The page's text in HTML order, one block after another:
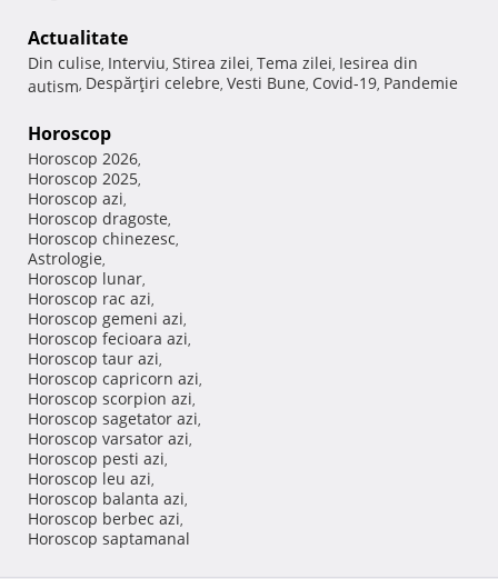
Actualitate
Din culise, Interviu, Stirea zilei, Tema zilei, Iesirea din
autism, Despărţiri celebre, Vesti Bune, Covid-19, Pandemie
Horoscop
Horoscop 2026,
Horoscop 2025,
Horoscop azi,
Horoscop dragoste,
Horoscop chinezesc,
Astrologie,
Horoscop lunar,
Horoscop rac azi,
Horoscop gemeni azi,
Horoscop fecioara azi,
Horoscop taur azi,
Horoscop capricorn azi,
Horoscop scorpion azi,
Horoscop sagetator azi,
Horoscop varsator azi,
Horoscop pesti azi,
Horoscop leu azi,
Horoscop balanta azi,
Horoscop berbec azi,
Horoscop saptamanal